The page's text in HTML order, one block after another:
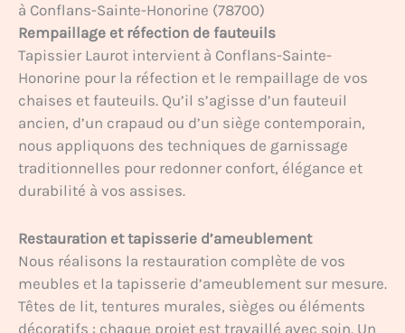
à Conflans-Sainte-Honorine (78700)
Rempaillage et réfection de fauteuils
Tapissier Laurot intervient à Conflans-Sainte-
Honorine pour la réfection et le rempaillage de vos
chaises et fauteuils. Qu’il s’agisse d’un fauteuil
ancien, d’un crapaud ou d’un siège contemporain,
nous appliquons des techniques de garnissage
traditionnelles pour redonner confort, élégance et
durabilité à vos assises.
Restauration et tapisserie d’ameublement
Nous réalisons la restauration complète de vos
meubles et la tapisserie d’ameublement sur mesure.
Têtes de lit, tentures murales, sièges ou éléments
décoratifs : chaque projet est travaillé avec soin. Un